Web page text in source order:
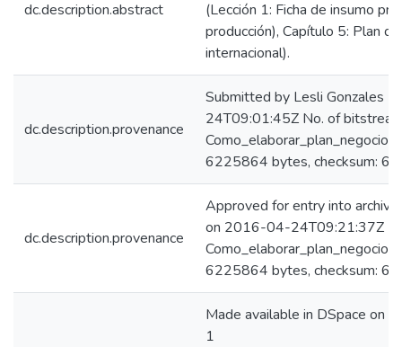
dc.description.abstract
(Lección 1: Ficha de insumo
producción), Capítulo 5: Plan
internacional).
dc.description.provenance
Submitted by Lesli Gonzales
24T09:01:45Z No. of
6225864 bytes, checksum:
dc.description.provenance
Approved for entry into
on 2016-04-24T09:21:37Z
6225864 bytes, checksum:
Made available in DSpace on
1